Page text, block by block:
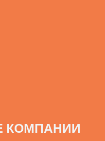
КОМПАНИИ